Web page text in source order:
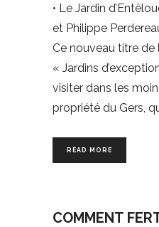
• Le Jardin
et Philippe
Ce nouveau titre
« Jardins
visiter dans les
propriété du Gers,
READ MORE
COMMENT